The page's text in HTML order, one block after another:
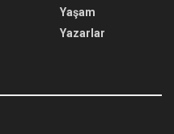
Yaşam
Yazarlar